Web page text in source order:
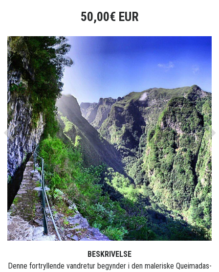
50,00€ EUR
Previous
BESKRIVELSE
Denne fortryllende vandretur begynder i den maleriske Queimadas-